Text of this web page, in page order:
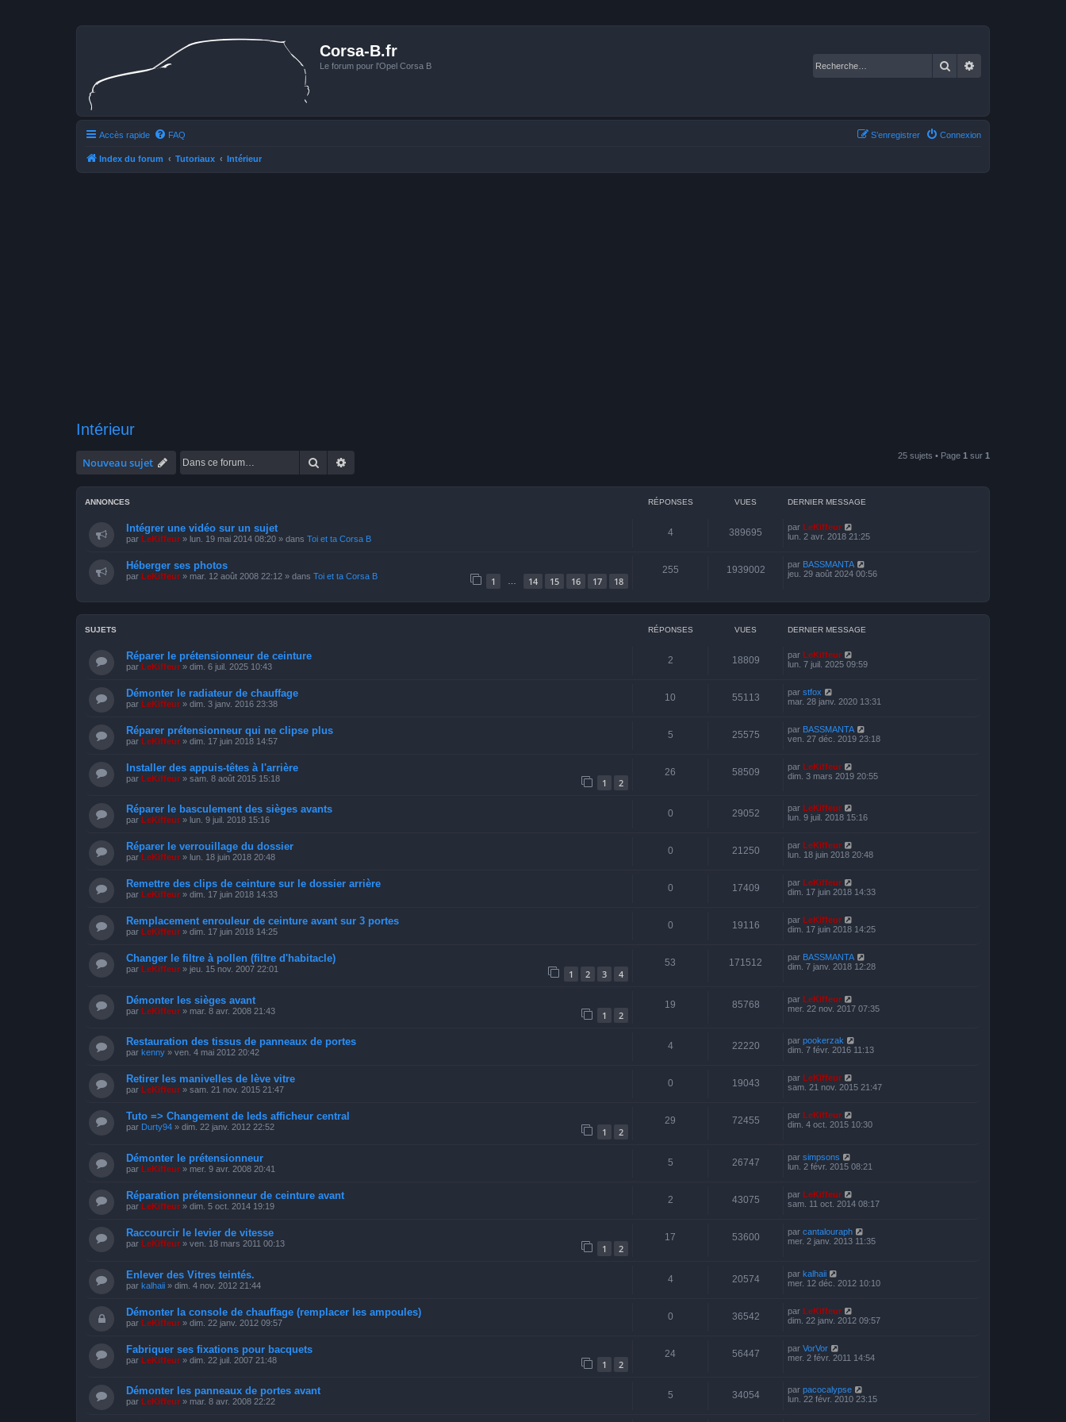
Corsa-B.fr
Le forum pour l'Opel Corsa B Rechercher
Accès rapide FAQ Connexion
S’enregistrer
Index du forum Tutoriaux Intérieur
Intérieur
Nouveau sujet Rechercher 25 sujets • Page 1 sur 1
ANNONCES RÉPONSES VUES DERNIER MESSAGE
Intégrer une vidéo sur un sujet
par LeKiffeur » lun. 19 mai 2014 08:20 » dans Toi et ta Corsa B
4 389695 par LeKiffeur
lun. 2 avr. 2018 21:25
Héberger ses photos
par LeKiffeur » mar. 12 août 2008 22:12 » dans Toi et ta Corsa B 1 14 15 16 17 18
255 1939002 par BASSMANTA
jeu. 29 août 2024 00:56
SUJETS RÉPONSES VUES DERNIER MESSAGE
Réparer le prétensionneur de ceinture
par LeKiffeur » dim. 6 juil. 2025 10:43
2 18809 par LeKiffeur
lun. 7 juil. 2025 09:59
Démonter le radiateur de chauffage
par LeKiffeur » dim. 3 janv. 2016 23:38
10 55113 par stfox
mar. 28 janv. 2020 13:31
Réparer prétensionneur qui ne clipse plus
par LeKiffeur » dim. 17 juin 2018 14:57
5 25575 par BASSMANTA
ven. 27 déc. 2019 23:18
Installer des appuis-têtes à l'arrière
par LeKiffeur » sam. 8 août 2015 15:18 1 2
26 58509 par LeKiffeur
dim. 3 mars 2019 20:55
Réparer le basculement des sièges avants
par LeKiffeur » lun. 9 juil. 2018 15:16
0 29052 par LeKiffeur
lun. 9 juil. 2018 15:16
Réparer le verrouillage du dossier
par LeKiffeur » lun. 18 juin 2018 20:48
0 21250 par LeKiffeur
lun. 18 juin 2018 20:48
Remettre des clips de ceinture sur le dossier arrière
par LeKiffeur » dim. 17 juin 2018 14:33
0 17409 par LeKiffeur
dim. 17 juin 2018 14:33
Remplacement enrouleur de ceinture avant sur 3 portes
par LeKiffeur » dim. 17 juin 2018 14:25
0 19116 par LeKiffeur
dim. 17 juin 2018 14:25
Changer le filtre à pollen (filtre d'habitacle)
par LeKiffeur » jeu. 15 nov. 2007 22:01 1 2 3 4
53 171512 par BASSMANTA
dim. 7 janv. 2018 12:28
Démonter les sièges avant
par LeKiffeur » mar. 8 avr. 2008 21:43 1 2
19 85768 par LeKiffeur
mer. 22 nov. 2017 07:35
Restauration des tissus de panneaux de portes
par kenny » ven. 4 mai 2012 20:42
4 22220 par pookerzak
dim. 7 févr. 2016 11:13
Retirer les manivelles de lève vitre
par LeKiffeur » sam. 21 nov. 2015 21:47
0 19043 par LeKiffeur
sam. 21 nov. 2015 21:47
Tuto => Changement de leds afficheur central
par Durty94 » dim. 22 janv. 2012 22:52 1 2
29 72455 par LeKiffeur
dim. 4 oct. 2015 10:30
Démonter le prétensionneur
par LeKiffeur » mer. 9 avr. 2008 20:41
5 26747 par simpsons
lun. 2 févr. 2015 08:21
Réparation prétensionneur de ceinture avant
par LeKiffeur » dim. 5 oct. 2014 19:19
2 43075 par LeKiffeur
sam. 11 oct. 2014 08:17
Raccourcir le levier de vitesse
par LeKiffeur » ven. 18 mars 2011 00:13 1 2
17 53600 par cantalouraph
mer. 2 janv. 2013 11:35
Enlever des Vitres teintés.
par kalhaii » dim. 4 nov. 2012 21:44
4 20574 par kalhaii
mer. 12 déc. 2012 10:10
Démonter la console de chauffage (remplacer les ampoules)
par LeKiffeur » dim. 22 janv. 2012 09:57
0 36542 par LeKiffeur
dim. 22 janv. 2012 09:57
Fabriquer ses fixations pour bacquets
par LeKiffeur » dim. 22 juil. 2007 21:48 1 2
24 56447 par VorVor
mer. 2 févr. 2011 14:54
Démonter les panneaux de portes avant
par LeKiffeur » mar. 8 avr. 2008 22:22
5 34054 par pacocalypse
lun. 22 févr. 2010 23:15